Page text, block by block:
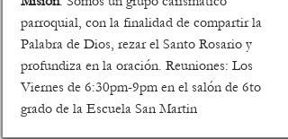
parroquial, con la finalidad de compartir la
Palabra de Dios, rezar el Santo Rosario y
profundiza en la oración. Reuniones: Los
Viernes de 6:30pm-9pm en el salón de 6to
grado de la Escuela San Martin